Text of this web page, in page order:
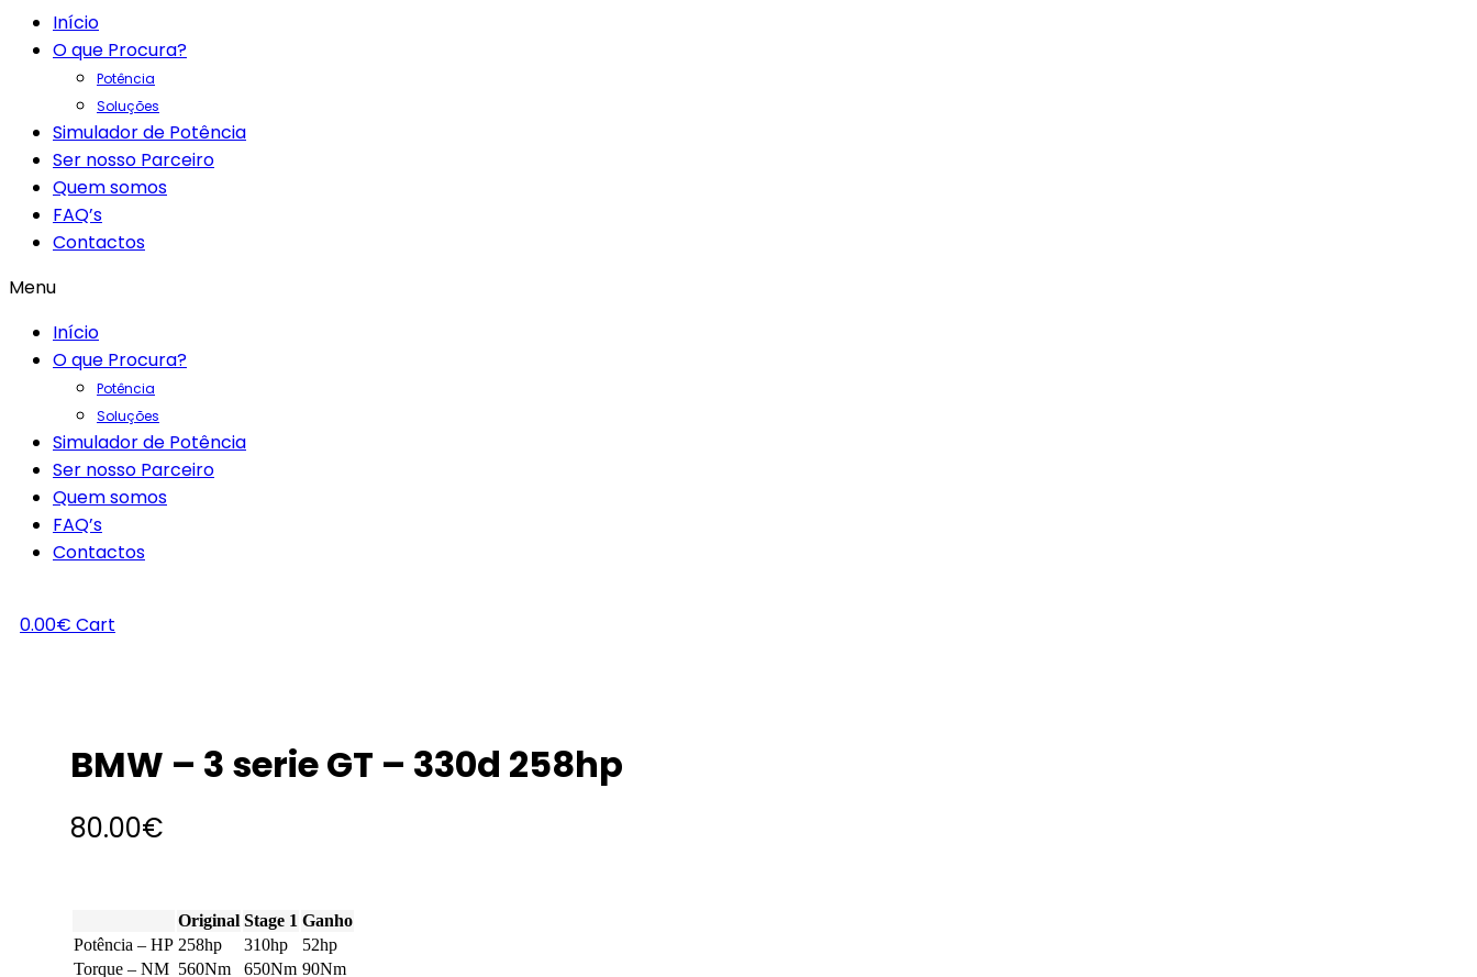
Início
O que Procura?
Potência
Soluções
Simulador de Potência
Ser nosso Parceiro
Quem somos
FAQ’s
Contactos
Menu
Início
O que Procura?
Potência
Soluções
Simulador de Potência
Ser nosso Parceiro
Quem somos
FAQ’s
Contactos
0.00€ Cart
BMW – 3 serie GT – 330d 258hp
80.00€
Original Stage 1 Ganho
Potência – HP 258hp 310hp
52hp
Torque – NM 560Nm 650Nm 90Nm